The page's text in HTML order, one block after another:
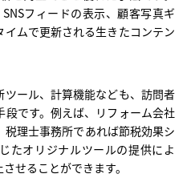
フィードの表示、顧客写真ギ
ムで更新される生きたコンテン
ツール、計算機能なども、訪問者
です。例えば、リフォーム会社
理士事務所であれば節税効果シ
たオリジナルツールの提供によ
せることができます。